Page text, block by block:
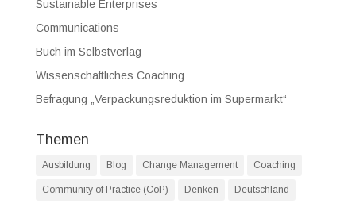
Sustainable Enterprises
Communications
Buch im Selbstverlag
Wissenschaftliches Coaching
Befragung „Verpackungsreduktion im Supermarkt“
Themen
Ausbildung Blog Change Management Coaching
Community of Practice (CoP) Denken Deutschland